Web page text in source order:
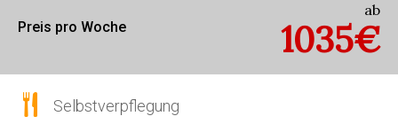
Preis pro Woche
ab
1035€
Selbstverpflegung